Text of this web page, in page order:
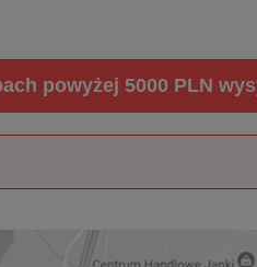
powyżej 5000 PLN